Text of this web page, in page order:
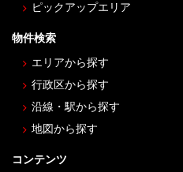
ピックアップエリア
物件検索
エリアから探す
行政区から探す
沿線・駅から探す
地図から探す
コンテンツ